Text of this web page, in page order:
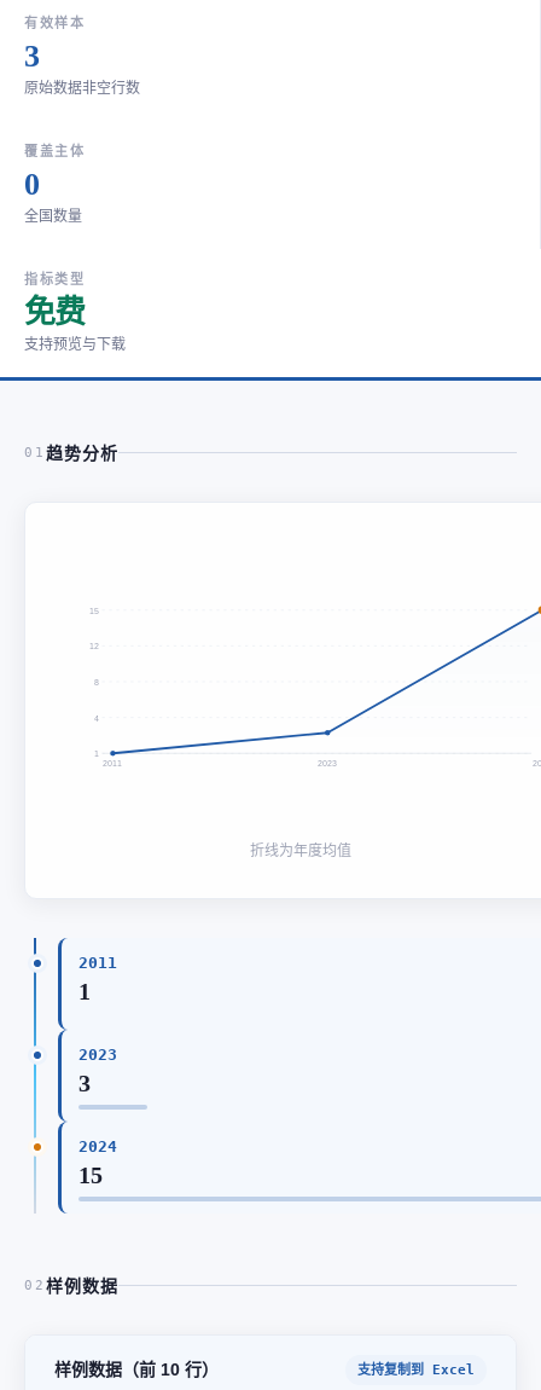
有效样本
3
原始数据非空行数
覆盖主体
0
全国数量
指标类型
免费
支持预览与下载
01 趋势分析
15
12
8
4
1
2011 2023
折线为年度均值
2011
1
2023
3
2024
15
02 样例数据
样例数据（前 10 行） 支持复制到 Excel